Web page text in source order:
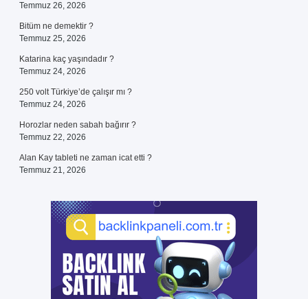
Temmuz 26, 2026
Bitüm ne demektir ?
Temmuz 25, 2026
Katarina kaç yaşındadır ?
Temmuz 24, 2026
250 volt Türkiye’de çalışır mı ?
Temmuz 24, 2026
Horozlar neden sabah bağırır ?
Temmuz 22, 2026
Alan Kay tableti ne zaman icat etti ?
Temmuz 21, 2026